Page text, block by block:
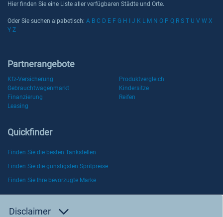
Hier finden Sie eine Liste aller verfügbaren Städte und Orte.
Oder Sie suchen alpabetisch: A B C D E F G H J K L M N O P Q R S T U V W X
Y Z
Partnerangebote
Kfz-Versicherung
Produktvergleich
Gebrauchtwagenmarkt
Kindersitze
Finanzierung
Reifen
Leasing
Quickfinder
Finden Sie die besten Tankstellen
Finden Sie die günstigsten Spritpreise
Finden Sie Ihre bevorzugte Marke
Disclaimer